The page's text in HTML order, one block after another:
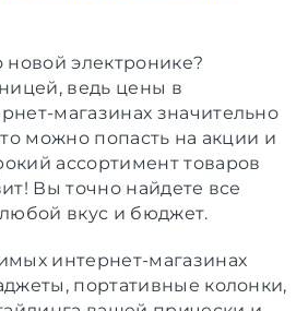
новой электронике?
ведь цены в
магазинах значительно
можно попасть на акции и
ассортимент товаров
Вы точно найдете все
вкус и бюджет.
интернет-магазинах
портативные колонки,